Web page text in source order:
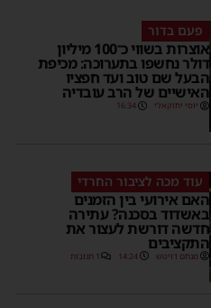
פעם בדור
אוצרות בשווי כ־100 מיליון
דולר נחשפו בתערוכה: מכיפת
הבעל שם טוב ועד חפציו
האישיים של הרב עובדיה
יוסי יחזקאלי 16:34
עוד מכה לציבור החרדי
האם אירועי בין הזמנים
באשדוד בסכנה? עתירה
חדשה דורשת לעצור את
התקציבים
מנחם דויטש 14:24 1 תגובות